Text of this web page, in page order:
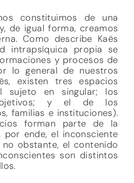
constituimos de una
de igual forma, creamos
Como describe Kaës
intrapsíquica propia se
y procesos de
lo general de nuestros
existen tres espacios
sujeto en singular; los
y el de los
familias e instituciones).
forman parte de la
por ende, el inconsciente
obstante, el contenido
son distintos